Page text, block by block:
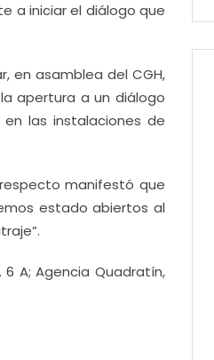
a iniciar el diálogo que
en asamblea del CGH,
apertura a un diálogo
las instalaciones de
manifestó que
estado abiertos al
6 A; Agencia Quadratín,